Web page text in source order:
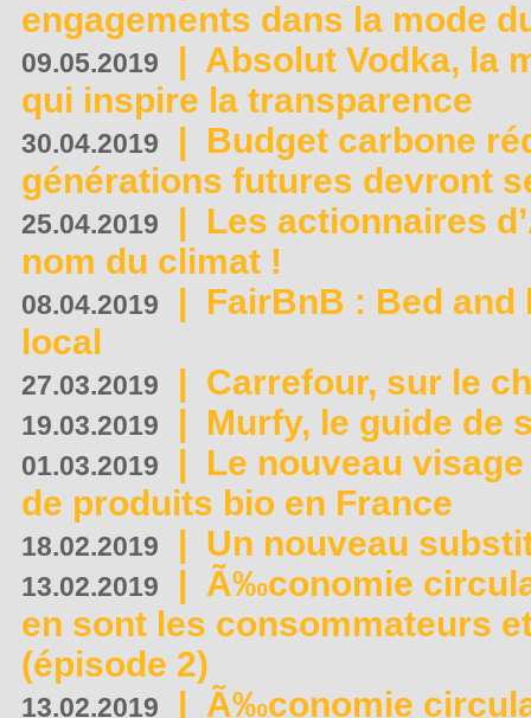
engagements dans la mode
09.05.2019 | Absolut Vodka, la
qui inspire la transparence
30.04.2019 | Budget carbone
générations futures devront
25.04.2019 | Les actionnaires
nom du climat !
08.04.2019 | FairBnB : Bed
local
27.03.2019 | Carrefour, sur le
19.03.2019 | Murfy, le guide de
01.03.2019 | Le nouveau
de produits bio en France
18.02.2019 | Un nouveau
13.02.2019 | Ã‰conomie
en sont les consommateurs
(épisode 2)
13.02.2019 | Ã‰conomie